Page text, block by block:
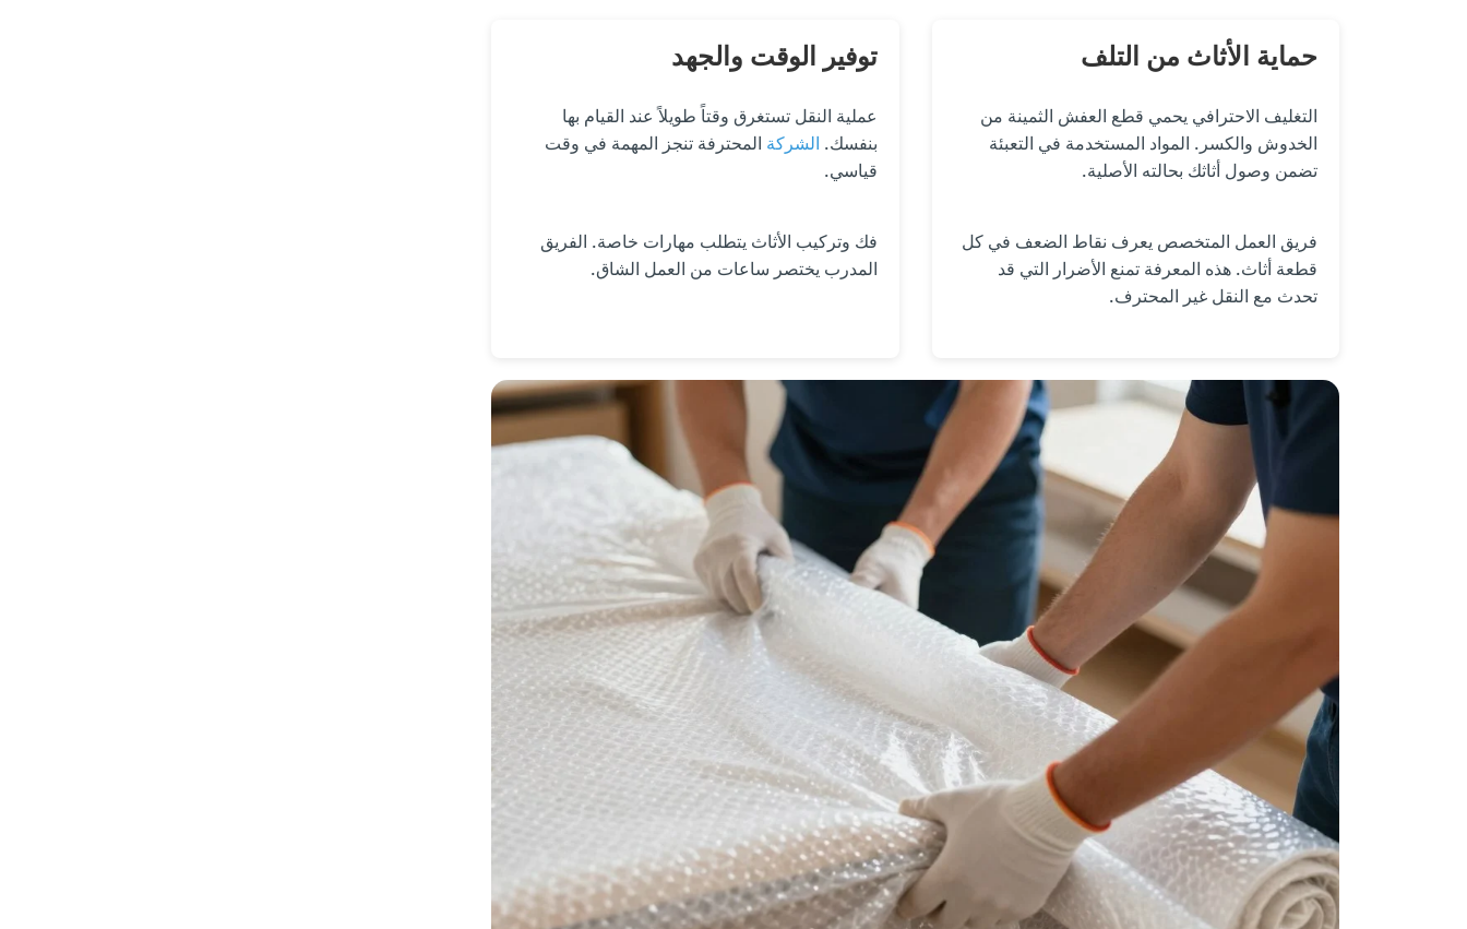
حماية الأثاث من التلف
التغليف الاحترافي يحمي قطع العفش الثمينة من
الخدوش والكسر. المواد المستخدمة في التعبئة
تضمن وصول أثاثك بحالته الأصلية.
فريق العمل المتخصص يعرف نقاط الضعف في كل
قطعة أثاث. هذه المعرفة تمنع الأضرار التي قد
تحدث مع النقل غير المحترف.
توفير الوقت والجهد
عملية النقل تستغرق وقتاً طويلاً عند القيام بها
بنفسك. الشركة المحترفة تنجز المهمة في وقت
قياسي.
فك وتركيب الأثاث يتطلب مهارات خاصة. الفريق
المدرب يختصر ساعات من العمل الشاق.